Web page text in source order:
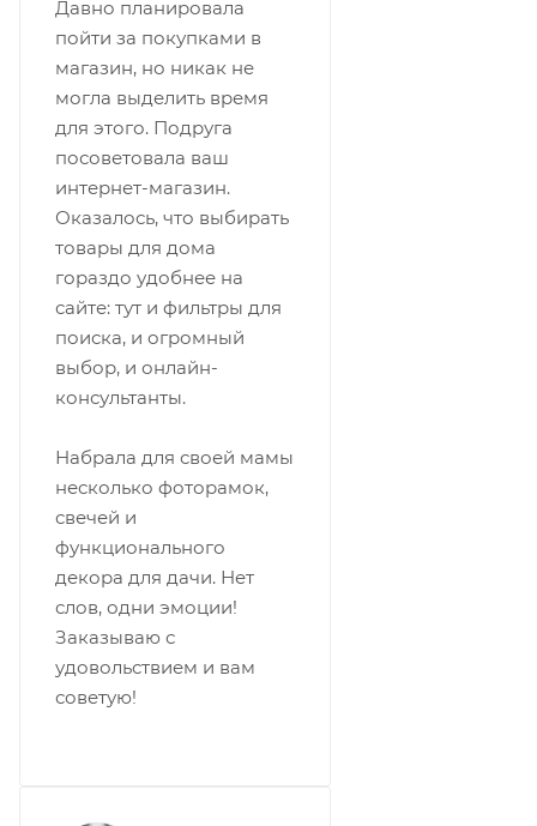
Давно планировала
пойти за покупками в
магазин, но никак не
могла выделить время
для этого. Подруга
посоветовала ваш
интернет-магазин.
Оказалось, что выбирать
товары для дома
гораздо удобнее на
сайте: тут и фильтры для
поиска, и огромный
выбор, и онлайн-
консультанты.
Набрала для своей мамы
несколько фоторамок,
свечей и
функционального
декора для дачи. Нет
слов, одни эмоции!
Заказываю с
удовольствием и вам
советую!